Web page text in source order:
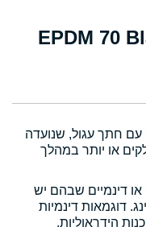
עם חתך עגול, שנועדה
או יותר במהלך
או דינמיים שבהם יש
דוגמאות דינמיות
הידראוליות.